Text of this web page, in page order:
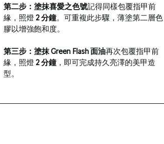
第二步：塗抹喜愛之色號記得同樣包覆指甲前
緣，照燈 2 分鐘。可重複此步驟，薄塗第二層色
膠以增強飽和度。
第三步：塗抹 Green Flash 面油再次包覆指甲前
緣，照燈 2 分鐘，即可完成持久亮澤的美甲造
型。